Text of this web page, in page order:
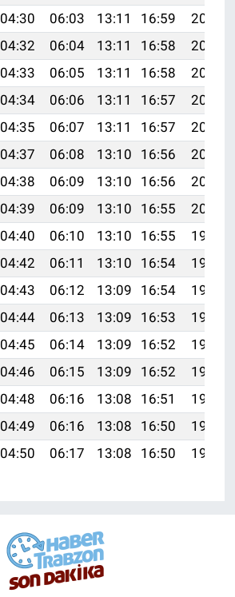
04:30 06:03 13:11 16:59
20:09
04:32 06:04 13:11 16:58
20:08
04:33 06:05 13:11 16:58
20:07
04:34 06:06 13:11 16:57
20:05
04:35 06:07 13:11 16:57
20:04
04:37 06:08 13:10 16:56
20:03
04:38 06:09 13:10 16:56
20:02
04:39 06:09 13:10 16:55
20:01
04:40 06:10 13:10 16:55
19:59
04:42 06:11 13:10 16:54
19:58
04:43 06:12 13:09 16:54
19:57
04:44 06:13 13:09 16:53
19:55
04:45 06:14 13:09 16:52
19:54
04:46 06:15 13:09 16:52
19:53
04:48 06:16 13:08 16:51
19:51
04:49 06:16 13:08 16:50
19:50
04:50 06:17 13:08 16:50 19:48